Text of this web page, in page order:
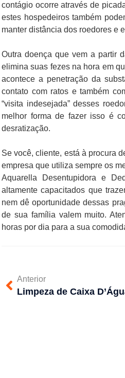
contágio ocorre através de
estes hospedeiros também
manter distância dos roedores e
Outra doença que vem a partir
elimina suas fezes na hora em
acontece a penetração da
contato com ratos e também
“visita indesejada” desses
melhor forma de fazer isso é
desratização.
Se você, cliente, está à procura
empresa que utiliza sempre os
Aquarella Desentupidora e
altamente capacitados que
nem dê oportunidade dessas
de sua família valem muito.
horas por dia para a sua
Anterior